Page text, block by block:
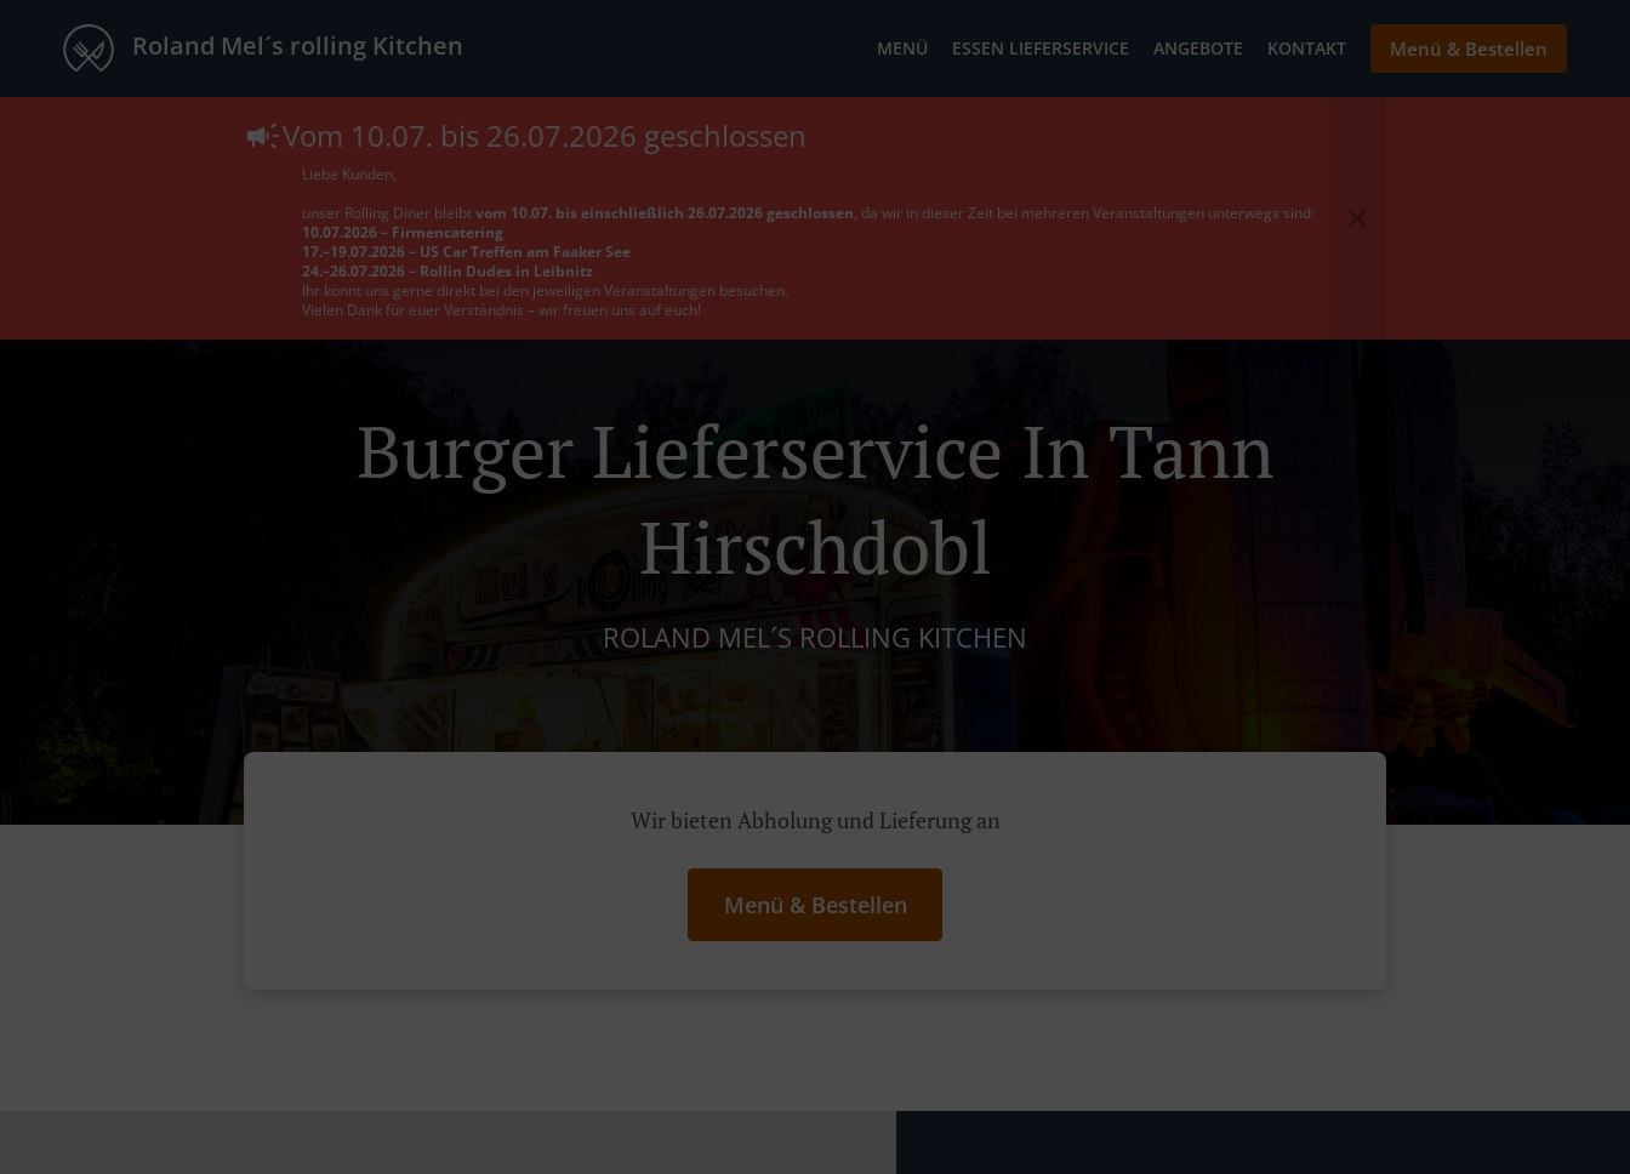
Roland Mel´s rolling Kitchen MENÜ ESSEN LIEFERSERVICE ANGEBOTE KONTAKT Menü & Bestellen
Vom 10.07. bis 26.07.2026 geschlossen
Liebe Kunden,
unser Rolling Diner bleibtvom 10.07. bis einschließlich 26.07.2026 geschlossen, da wir in dieser Zeit bei mehreren Veranstaltungen unterwegs sind:
10.07.2026 – Firmencatering
17.–19.07.2026 – US Car Treffen am Faaker See
24.–26.07.2026 – Rollin Dudes in Leibnitz
Ihr könnt uns gerne direkt bei den jeweiligen Veranstaltungen besuchen.
Vielen Dank für euer Verständnis – wir freuen uns auf euch!
Burger Lieferservice In Tann
Hirschdobl
ROLAND MEL´S ROLLING KITCHEN
Wir bieten Abholung und Lieferung an
Menü & Bestellen